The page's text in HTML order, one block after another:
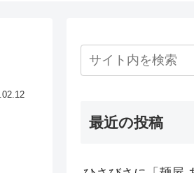
最近の投稿